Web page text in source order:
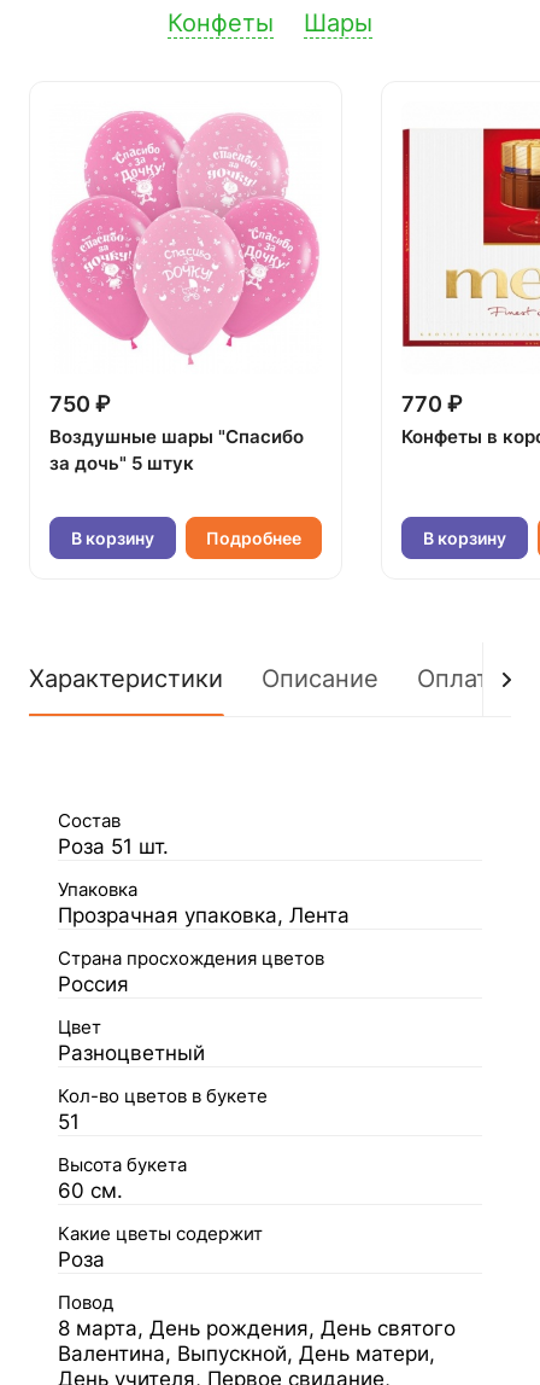
Конфеты Шары
750 ₽
Воздушные шары "Спасибо
за дочь" 5 штук
В корзину Подробнее
770 ₽
Конфеты в
В корзину
Характеристики Описание Оплата
Состав
Роза 51 шт.
Упаковка
Прозрачная упаковка, Лента
Страна просхождения цветов
Россия
Цвет
Разноцветный
Кол-во цветов в букете
51
Высота букета
60 см.
Какие цветы содержит
Роза
Повод
8 марта, День рождения, День святого
Валентина, Выпускной, День матери,
День учителя, Первое свидание,